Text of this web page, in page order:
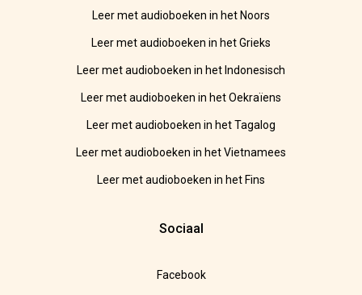
Leer met audioboeken in het Noors
Leer met audioboeken in het Grieks
Leer met audioboeken in het Indonesisch
Leer met audioboeken in het Oekraïens
Leer met audioboeken in het Tagalog
Leer met audioboeken in het Vietnamees
Leer met audioboeken in het Fins
Sociaal
Facebook